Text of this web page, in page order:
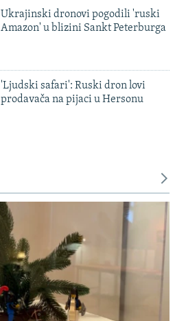
Ukrajinski dronovi pogodili 'ruski
Amazon' u blizini Sankt Peterburga
'Ljudski safari': Ruski dron lovi
prodavača na pijaci u Hersonu